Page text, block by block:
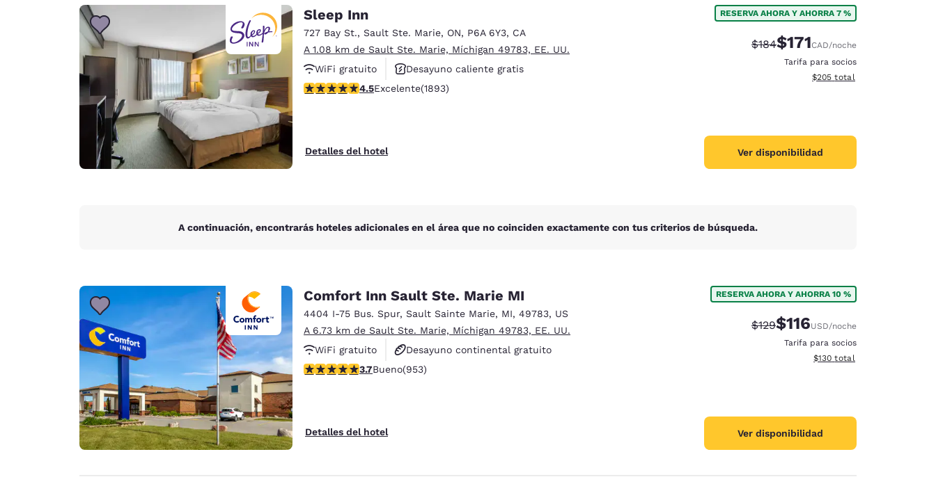
Français
Europa
Deutschland
Deutsch
Germany
Spain
English
Ireland
English
Sleep Inn
727 Bay St., Sault Ste. Marie, ON, P6A 6Y3, CA
A 1.08 km de Sault Ste. Marie, Míchigan 49783, EE. UU.
WiFi gratuito
Desayuno caliente gratis
Se aceptan mascotas
calificación de 4.5 estrellas. Excelente. 1893 reseñas
4.5Excelente(1893)
Detalles del hotel
RESERVA AHORA Y AHORRA 7 %
Precio tachado:
$184Precio con descuento:
$171CAD/noche
Tarifa para socios
Ver detalles del total
$205 total
Ver disponibilidad
A continuación, encontrarás hoteles adicionales en el área que no coinciden exactamente con tus criterios de búsqueda.
Comfort Inn Sault Ste. Marie MI
4404 I-75 Bus. Spur, Sault Sainte Marie, MI, 49783, US
A 6.73 km de Sault Ste. Marie, Míchigan 49783, EE. UU.
WiFi gratuito
Desayuno continental gratuito
Desayuno caliente gratis
calificación de 3.72 estrellas. Bueno. 953 reseñas
3.7Bueno(953)
Detalles del hotel
RESERVA AHORA Y AHORRA 10 %
Precio tachado:
$129Precio con descuento:
$116USD/noche
Tarifa para socios
Ver detalles del total
$130 total
Ver disponibilidad